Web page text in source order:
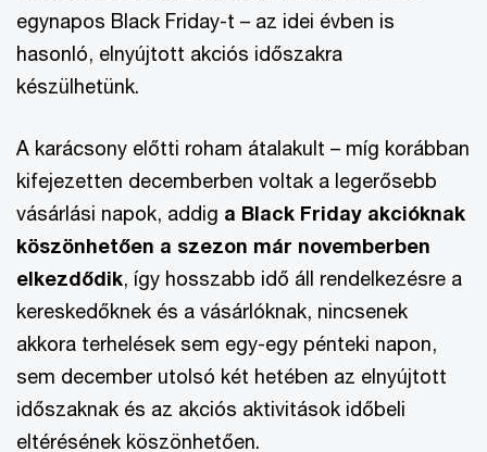
egynapos Black Friday-t – az idei évben is
hasonló, elnyújtott akciós időszakra
készülhetünk.
A karácsony előtti roham átalakult – míg korábban
kifejezetten decemberben voltak a legerősebb
vásárlási napok, addig a Black Friday akcióknak
köszönhetően a szezon már novemberben
elkezdődik, így hosszabb idő áll rendelkezésre a
kereskedőknek és a vásárlóknak, nincsenek
akkora terhelések sem egy-egy pénteki napon,
sem december utolsó két hetében az elnyújtott
időszaknak és az akciós aktivitások időbeli
eltérésének köszönhetően.